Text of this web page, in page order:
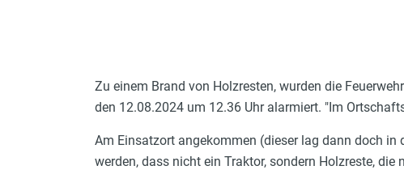
Zu einem Brand von Holzresten, wurden die
den 12.08.2024 um 12.36 Uhr alarmiert. "Im
Am Einsatzort angekommen (dieser lag dann doch
werden, dass nicht ein Traktor, sondern Holzreste,